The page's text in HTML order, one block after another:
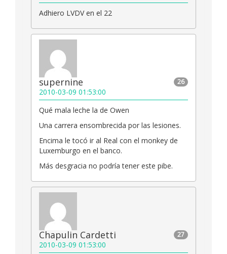
Adhiero LVDV en el 22
26
supernine
2010-03-09 01:53:00
Qué mala leche la de Owen
Una carrera ensombrecida por las lesiones.
Encima le tocó ir al Real con el monkey de
Luxemburgo en el banco.
Más desgracia no podría tener este pibe.
27
Chapulin Cardetti
2010-03-09 01:53:00